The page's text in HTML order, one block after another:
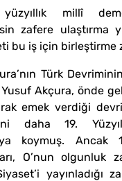
millî
zafere ulaştırma
bu iş için birleştirme
Türk
Akçura, önde
emek verdiği
daha 19.
koymuş. Ancak
O’nun olgunluk
yayınladığı